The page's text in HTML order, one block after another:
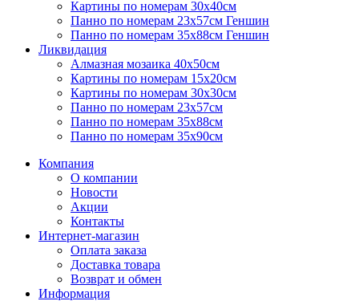
Картины по номерам 30х40см
Панно по номерам 23х57см Геншин
Панно по номерам 35х88см Геншин
Ликвидация
Алмазная мозаика 40х50см
Картины по номерам 15х20см
Картины по номерам 30х30см
Панно по номерам 23х57см
Панно по номерам 35х88см
Панно по номерам 35х90см
Компания
О компании
Новости
Акции
Контакты
Интернет-магазин
Оплата заказа
Доставка товара
Возврат и обмен
Информация